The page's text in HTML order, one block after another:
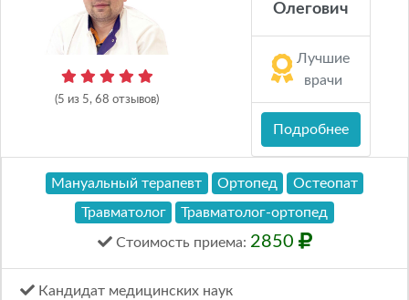
(5 из 5, 68 отзывов)
Олегович
Лучшие
врачи
Подробнее
Мануальный терапевт Ортопед
Остеопат
Травматолог
Травматолог-ортопед
Стоимость приема: 2850
Кандидат медицинских наук